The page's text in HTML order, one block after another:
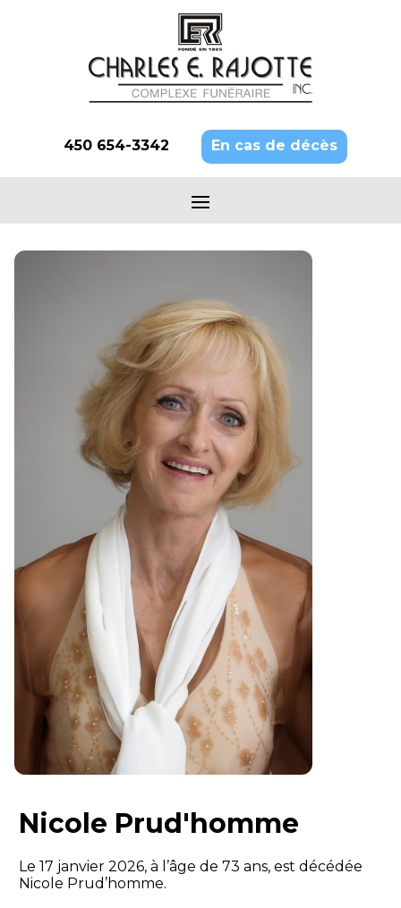
450 654-3342 En cas de décès
Nicole Prud'homme
Le 17 janvier 2026, à l’âge de 73 ans, est décédée
Nicole Prud’homme.